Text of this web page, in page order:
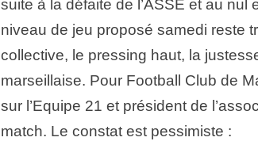
suite à la défaite de l’ASSE et au nul
niveau de jeu proposé samedi reste
collective, le pressing haut, la
marseillaise. Pour Football Club de
sur l’Equipe 21 et président de
match. Le constat est pessimiste :